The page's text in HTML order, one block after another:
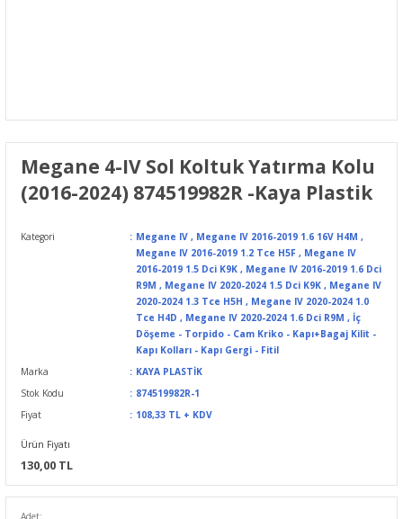
Megane 4-IV Sol Koltuk Yatırma Kolu
(2016-2024) 874519982R -Kaya Plastik
Kategori Megane IV , Megane IV 2016-2019 1.6 16V H4M ,
Megane IV 2016-2019 1.2 Tce H5F , Megane IV
2016-2019 1.5 Dci K9K , Megane IV 2016-2019 1.6 Dci
R9M , Megane IV 2020-2024 1.5 Dci K9K , Megane IV
2020-2024 1.3 Tce H5H , Megane IV 2020-2024 1.0
Tce H4D , Megane IV 2020-2024 1.6 Dci R9M , İç
Döşeme - Torpido - Cam Kriko - Kapı+Bagaj Kilit -
Kapı Kolları - Kapı Gergi - Fitil
Marka
KAYA PLASTİK
Stok Kodu
874519982R-1
Fiyat
108,33 TL + KDV
Ürün Fiyatı
130,00 TL
Adet: